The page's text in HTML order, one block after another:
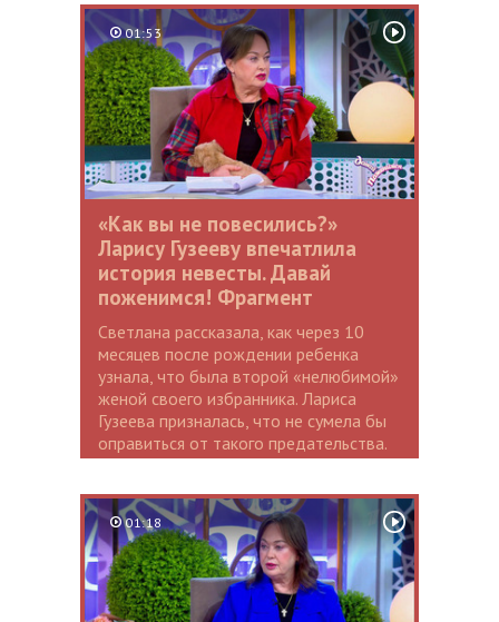
01:53
«Как вы не повесились?»
Ларису Гузееву впечатлила
история невесты. Давай
поженимся! Фрагмент
Светлана рассказала, как через 10
месяцев после рождении ребенка
узнала, что была второй «нелюбимой»
женой своего избранника. Лариса
Гузеева призналась, что не сумела бы
оправиться от такого предательства.
01:18